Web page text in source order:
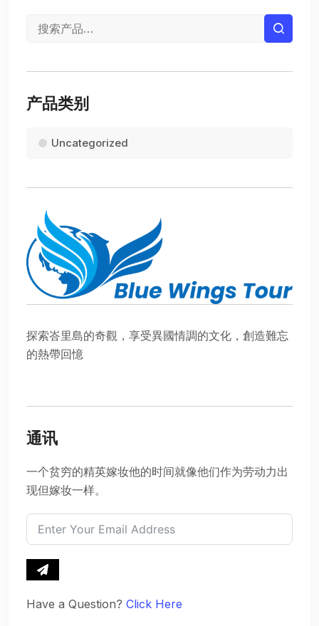
产品类别
Uncategorized
探索峇里島的奇觀，享受異國情調的文化，創造難忘
的熱帶回憶
通讯
一个贫穷的精英嫁妆他的时间就像他们作为劳动力出
现但嫁妆一样。
Have a Question? Click Here